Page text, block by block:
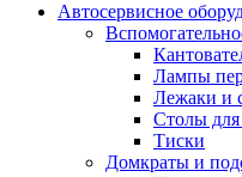
Автосервисное
Лампы
Лежаки и
Столы для
Тиски
Домкраты и